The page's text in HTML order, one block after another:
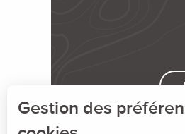
Gestion des